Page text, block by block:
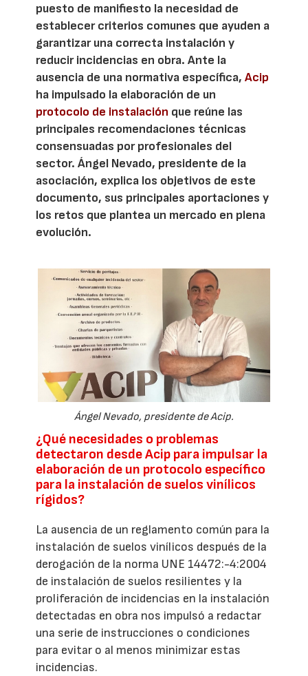
puesto de manifiesto la necesidad de
establecer criterios comunes que ayuden a
garantizar una correcta instalación y
reducir incidencias en obra. Ante la
ausencia de una normativa específica,Acip
ha impulsado la elaboración de un
protocolo de instalación que reúne las
principales recomendaciones técnicas
consensuadas por profesionales del
sector. Ángel Nevado, presidente de la
asociación, explica los objetivos de este
documento, sus principales aportaciones y
los retos que plantea un mercado en plena
evolución.
Ángel Nevado, presidente de Acip.
¿Qué necesidades o problemas
detectaron desde Acip para impulsar la
elaboración de un protocolo específico
para la instalación de suelos vinílicos
rígidos?
La ausencia de un reglamento común para la
instalación de suelos vinílicos después de la
derogación de la norma UNE 14472:-4:2004
de instalación de suelos resilientes y la
proliferación de incidencias en la instalación
detectadas en obra nos impulsó a redactar
una serie de instrucciones o condiciones
para evitar o al menos minimizar estas
incidencias.